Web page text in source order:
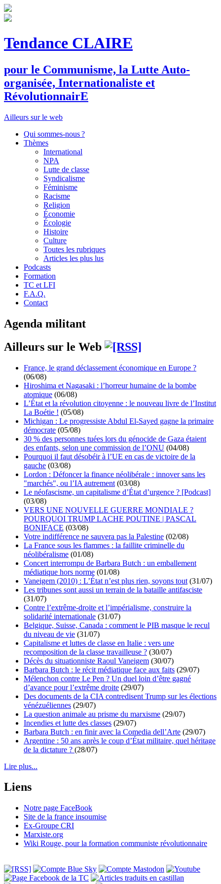
Tendance CLAIRE
pour le Communisme, la Lutte Auto-
organisée, Internationaliste et
RévolutionnairE
Ailleurs sur le web
Qui sommes-nous ?
Thèmes
International
NPA
Lutte de classe
Syndicalisme
Féminisme
Racisme
Religion
Économie
Écologie
Histoire
Culture
Toutes les rubriques
Articles les plus lus
Podcasts
Formation
TC et LFI
F.A.Q.
Contact
Agenda militant
Ailleurs sur le Web
France, le grand déclassement économique en Europe ?
(06/08)
Hiroshima et Nagasaki : l’horreur humaine de la bombe
atomique (06/08)
L’État et la révolution citoyenne : le nouveau livre de l’Institut
La Boétie ! (05/08)
Michigan : Le progressiste Abdul El-Sayed gagne la primaire
démocrate (05/08)
30 % des personnes tuées lors du génocide de Gaza étaient
des enfants, selon une commission de l’ONU (04/08)
Pourquoi il faut désobéir à l’UE en cas de victoire de la
gauche (03/08)
Lordon : Défoncer la finance néolibérale : innover sans les
"marchés", ou l’IA autrement (03/08)
Le néofascisme, un capitalisme d’État d’urgence ? [Podcast]
(03/08)
VERS UNE NOUVELLE GUERRE MONDIALE ?
POURQUOI TRUMP LACHE POUTINE | PASCAL
BONIFACE (03/08)
Votre indifférence ne sauvera pas la Palestine (02/08)
La France sous les flammes : la faillite criminelle du
néolibéralisme (01/08)
Concert interrompu de Barbara Butch : un emballement
médiatique hors norme (01/08)
Vaneigem (2010) : L’État n’est plus rien, soyons tout (31/07)
Les tribunes sont aussi un terrain de la bataille antifasciste
(31/07)
Contre l’extrême-droite et l’impérialisme, construire la
solidarité internationale (31/07)
Belgique, Suisse, Canada : comment le PIB masque le recul
du niveau de vie (31/07)
Capitalisme et luttes de classe en Italie : vers une
recomposition de la classe travailleuse ? (30/07)
Décès du situationniste Raoul Vaneigem (30/07)
Barbara Butch : le récit médiatique face aux faits (29/07)
Mélenchon contre Le Pen ? Un duel loin d’être gagné
d’avance pour l’extrême droite (29/07)
Des documents de la CIA contredisent Trump sur les élections
vénézuéliennes (29/07)
La question animale au prisme du marxisme (29/07)
Incendies et lutte des classes (29/07)
Barbara Butch : en finir avec la Comedia dell’Arte (29/07)
Argentine : 50 ans après le coup d’État militaire, quel héritage
de la dictature ? (28/07)
Lire plus...
Liens
Notre page FaceBook
Site de la france insoumise
Ex-Groupe CRI
Marxiste.org
Wiki Rouge, pour la formation communiste révolutionnaire